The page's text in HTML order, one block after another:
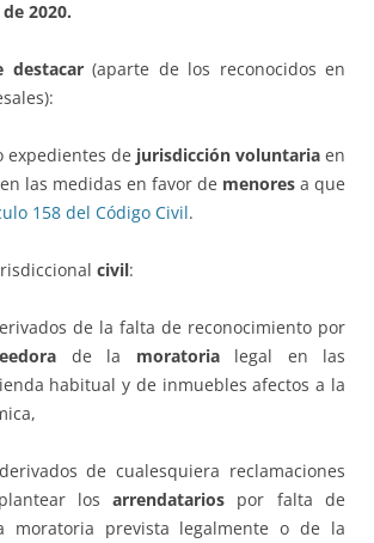
2020.
destacar(aparte de los reconocidos en
expedientes de jurisdicción voluntaria en
las medidas en favor de menores a que
158 del Código Civil.
civil:
de la falta de reconocimiento por
de la moratorialegal en las
habitual y de inmuebles afectos a la
de cualesquiera reclamaciones
losarrendatarios por falta de
moratoria prevista legalmente o de la